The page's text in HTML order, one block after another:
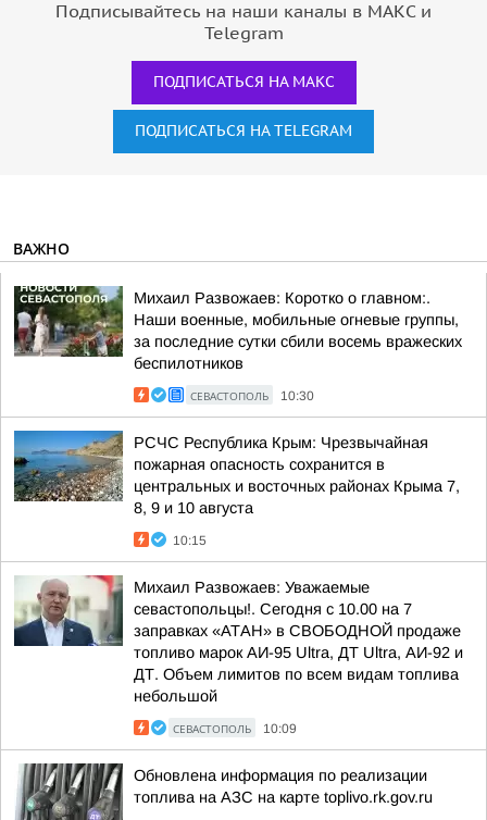
Подписывайтесь на наши каналы в МАКС и
Telegram
ПОДПИСАТЬСЯ НА МАКС
ПОДПИСАТЬСЯ НА TELEGRAM
ВАЖНО
Михаил Развожаев: Коротко о главном:.
Наши военные, мобильные огневые группы,
за последние сутки сбили восемь вражеских
беспилотников
СЕВАСТОПОЛЬ 10:30
РСЧС Республика Крым: Чрезвычайная
пожарная опасность сохранится в
центральных и восточных районах Крыма 7,
8, 9 и 10 августа
10:15
Михаил Развожаев: Уважаемые
севастопольцы!. Сегодня с 10.00 на 7
заправках «АТАН» в СВОБОДНОЙ продаже
топливо марок АИ-95 Ultra, ДТ Ultra, АИ-92 и
ДТ. Объем лимитов по всем видам топлива
небольшой
СЕВАСТОПОЛЬ 10:09
Обновлена информация по реализации
топлива на АЗС на карте toplivo.rk.gov.ru